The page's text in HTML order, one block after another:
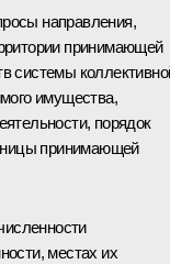
направления,
принимающей
системы
имущества,
порядок
принимающей
местах их